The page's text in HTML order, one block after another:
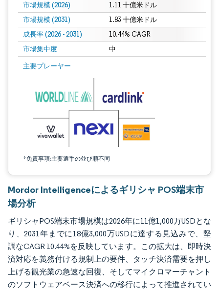
市場規模 (2026) 1.11 十億米ドル
市場規模 (2031) 1.83 十億米ドル
成長率 (2026 - 2031) 10.44% CAGR
市場集中度 中
主要プレーヤー
*免責事項:主要選手の並び順不同
画像 © Mordor Intelligence。再利用にはCC BY 4.0の表示が必要です。
Mordor Intelligenceによるギリシャ POS端末市
場分析
ギリシャPOS端末市場規模は2026年に11億1,000万USDとな
り、2031年までに18億3,000万USDに達する見込みで、堅
調なCAGR 10.44%を反映しています。この拡大は、即時決
済対応を義務付ける規制上の要件、タッチ決済需要を押し
上げる観光業の急速な回復、そしてマイクロマーチャント
のソフトウェアベース決済への移行によって推進されてい